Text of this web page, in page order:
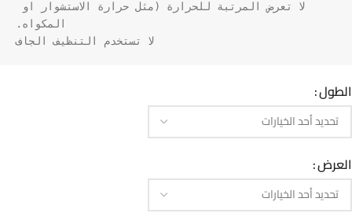
لا تستخدم التنظيف الجاف
الطول
العرض